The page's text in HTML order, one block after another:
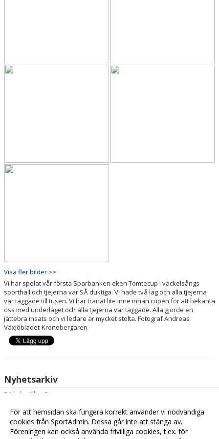
Visa fler bilder >>
Vi har spelat vår första Sparbanken eken Tomtecup i väckelsångs
sporthall och tjejerna var SÅ duktiga. Vi hade två lag och alla tjejerna
var taggade till tusen. Vi har tränat lite inne innan cupen för att bekanta
oss med underlaget och alla tjejerna var taggade. Alla gjorde en
jättebra insats och vi ledare är mycket stolta. Fotograf Andreas
Växjöbladet-Kronobergaren
Nyhetsarkiv
Rödeby AllivsCup
Sista träningen innan första bortacupen. 2026-05-11 21:34
Tjejernas första Sparbanken eken Tomtecup 2026-01-07 16:21
F19’s första poolspel 2025-09-21 12:22
För att hemsidan ska fungera korrekt använder vi nödvändiga
cookies från SportAdmin. Dessa går inte att stänga av.
Föreningen kan också använda frivilliga cookies, t.ex. för